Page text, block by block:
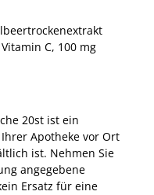
C, 100 mg
20st ist ein
Apotheke vor Ort
ist. Nehmen Sie
angegebene
Ersatz für eine